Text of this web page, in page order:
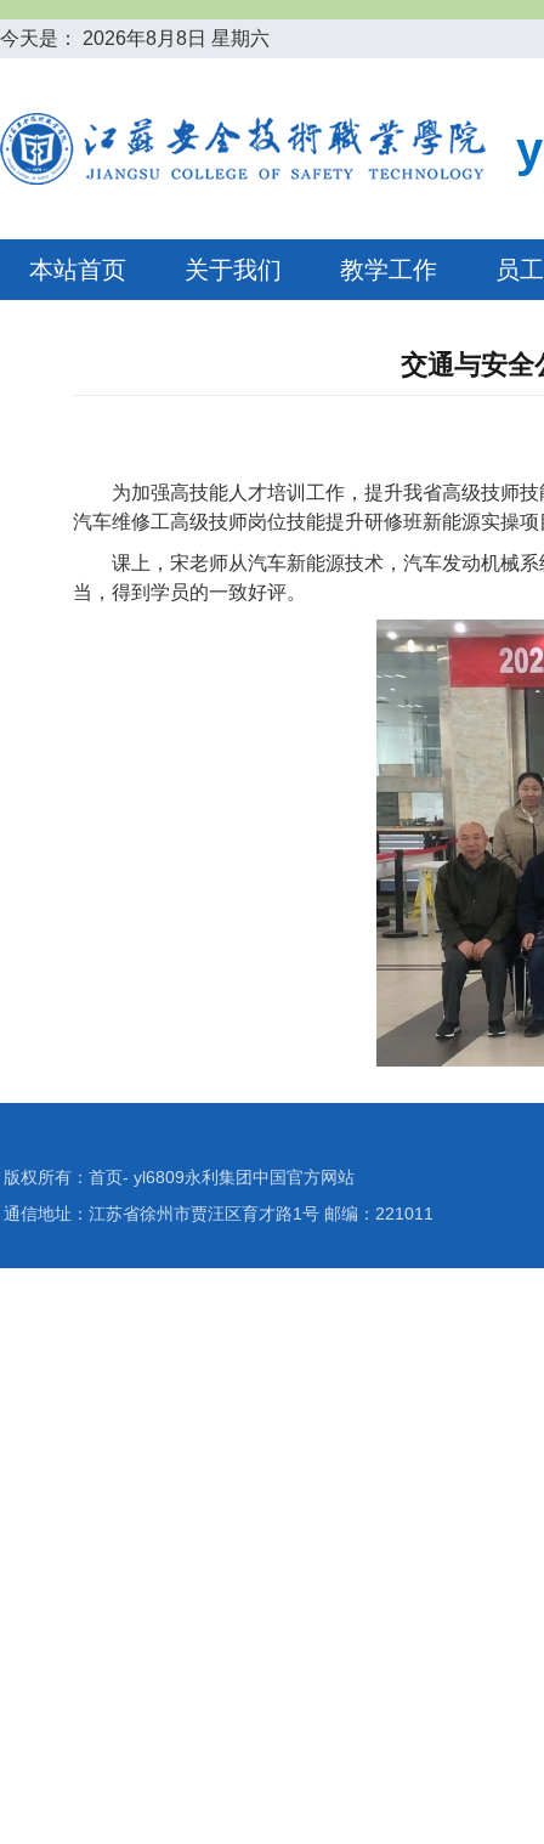
今天是： 2026年8月8日 星期六
本站首页 关于我们 教学工作 员
交通与安全
为加强高技能人才培训工作，提升我省高级技师
汽车维修工高级技师岗位技能提升研修班新能源实操项
课上，宋老师从汽车新能源技术，汽车发动机械
当，得到学员的一致好评。
版权所有：首页- yl6809永利集团中国官方网站
通信地址：江苏省徐州市贾汪区育才路1号 邮编：221011